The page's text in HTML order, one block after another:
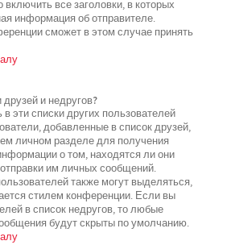
все заголовки, в которых
информация об отправителе.
сможет в этом случае принять
и недругов?
эти списки других пользователей
добавленные в список друзей,
личном разделе для получения
о том, находятся ли они
им личных сообщений.
также могут выделяться,
стилем конференции. Если вы
в список недругов, то любые
будут скрыты по умолчанию.